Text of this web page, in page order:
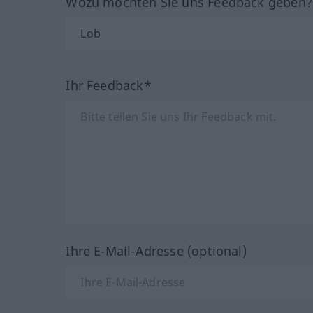
Ihr Feedback*
Ihre E-Mail-Adresse (optional)